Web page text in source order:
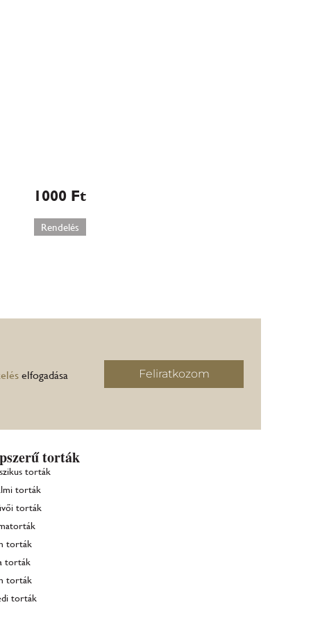
1000 Ft
Rendelés
elfogadása Feliratkozom
torták
torták
torták
torták
torták
torták
torták
torták